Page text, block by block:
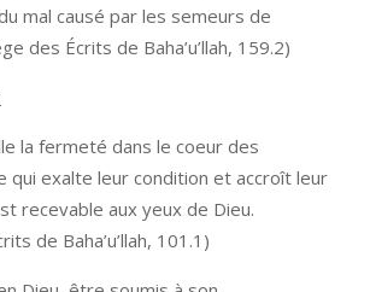
mal causé par les semeurs de
des Écrits de Baha’u’llah, 159.2)
la fermeté dans le coeur des
qui exalte leur condition et accroît leur
recevable aux yeux de Dieu.
de Baha’u’llah, 101.1)